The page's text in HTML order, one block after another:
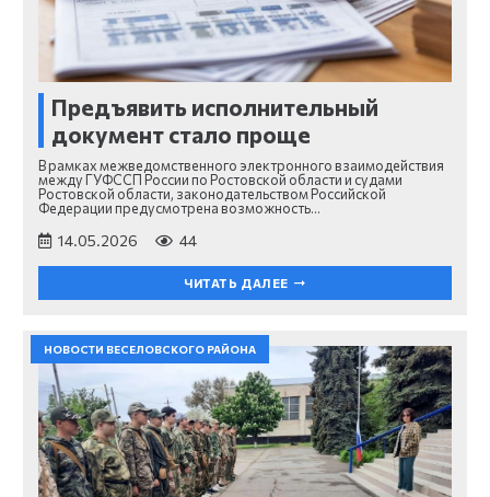
Предъявить исполнительный
документ стало проще
В рамках межведомственного электронного взаимодействия
между ГУФССП России по Ростовской области и судами
Ростовской области, законодательством Российской
Федерации предусмотрена возможность…
14.05.2026 44
ЧИТАТЬ ДАЛЕЕ
НОВОСТИ ВЕСЕЛОВСКОГО РАЙОНА